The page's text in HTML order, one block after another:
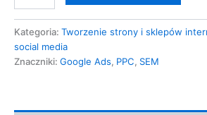
Kategoria: Tworzenie strony i sklepów
social media
Znaczniki: Google Ads, PPC, SEM